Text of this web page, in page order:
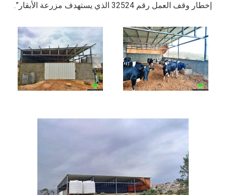
إخطار وقف العمل رقم 32524 الذي يستهدف مزرعة الأبقار”.